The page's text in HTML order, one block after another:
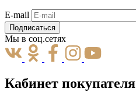
E-mail
Подписаться
Мы в соц.сетях
Кабинет покупателя